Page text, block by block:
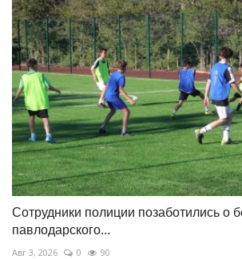
Сотрудники полиции позаботились о
павлодарского...
Авг 3, 2026 0 90